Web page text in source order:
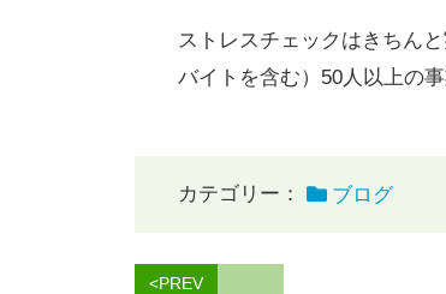
ストレスチェックはきちん
バイトを含む）50人以上の
カテゴリー： ブログ
<PREV